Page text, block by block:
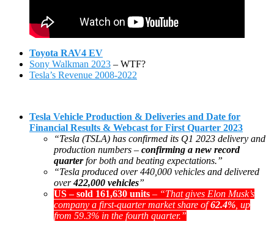
Toyota RAV4 EV
Sony Walkman 2023 – WTF?
Tesla’s Revenue 2008-2022
Tesla Vehicle Production & Deliveries and Date for
Financial Results & Webcast for First Quarter 2023
“Tesla (TSLA) has confirmed its Q1 2023 delivery and
production numbers – confirming a new record
quarterfor both and beating expectations.”
“Tesla produced over 440,000 vehicles and delivered
over422,000 vehicles”
US – sold 161,630 units – “That gives Elon Musk’s
company a first-quarter market share of62.4% , up
from 59.3% in the fourth quarter.”